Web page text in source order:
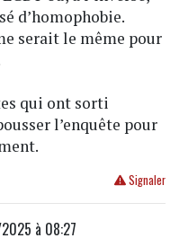
d’homophobie.
serait le même pour
qui ont sorti
l’enquête pour
Signaler
à 08:27